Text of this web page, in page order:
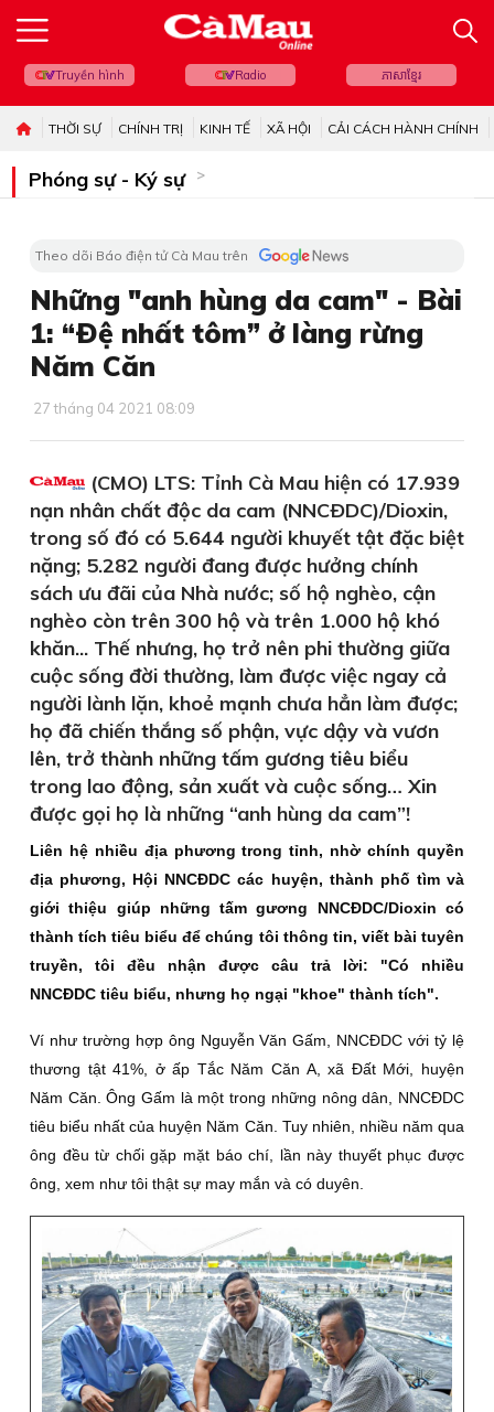
Truyền hình Radio ភាសាខ្មែរ
THỜI SỰ CHÍNH TRỊ KINH TẾ XÃ HỘI CẢI CÁCH HÀNH CHÍNH
Phóng sự - Ký sự
Theo dõi Báo điện tử Cà Mau trên
Những "anh hùng da cam" - Bài
1: “Ðệ nhất tôm” ở làng rừng
Năm Căn
27 tháng 04 2021 08:09
(CMO) LTS: Tỉnh Cà Mau hiện có 17.939
nạn nhân chất độc da cam (NNCÐDC)/Dioxin,
trong số đó có 5.644 người khuyết tật đặc biệt
nặng; 5.282 người đang được hưởng chính
sách ưu đãi của Nhà nước; số hộ nghèo, cận
nghèo còn trên 300 hộ và trên 1.000 hộ khó
khăn... Thế nhưng, họ trở nên phi thường giữa
cuộc sống đời thường, làm được việc ngay cả
người lành lặn, khoẻ mạnh chưa hẳn làm được;
họ đã chiến thắng số phận, vực dậy và vươn
lên, trở thành những tấm gương tiêu biểu
trong lao động, sản xuất và cuộc sống… Xin
được gọi họ là những “anh hùng da cam”!
Liên hệ nhiều địa phương trong tỉnh, nhờ chính quyền
địa phương, Hội NNCÐDC các huyện, thành phố tìm và
giới thiệu giúp những tấm gương NNCÐDC/Dioxin có
thành tích tiêu biểu để chúng tôi thông tin, viết bài tuyên
truyền, tôi đều nhận được câu trả lời: "Có nhiều
NNCÐDC tiêu biểu, nhưng họ ngại "khoe" thành tích".
Ví như trường hợp ông Nguyễn Văn Gấm, NNCÐDC với tỷ lệ
thương tật 41%, ở ấp Tắc Năm Căn A, xã Ðất Mới, huyện
Năm Căn. Ông Gấm là một trong những nông dân, NNCÐDC
tiêu biểu nhất của huyện Năm Căn. Tuy nhiên, nhiều năm qua
ông đều từ chối gặp mặt báo chí, lần này thuyết phục được
ông, xem như tôi thật sự may mắn và có duyên.